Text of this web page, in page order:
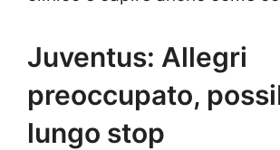
Juventus: Allegri
preoccupato,
lungo stop